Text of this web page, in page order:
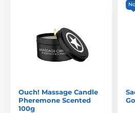
Ouch! Massage Candle
Pheremone Scented
100g